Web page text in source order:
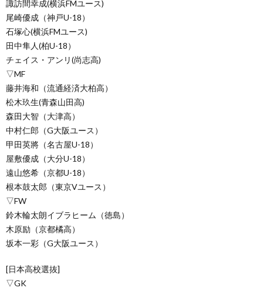
諏訪間幸成(横浜FMユース)
尾崎優成（神戸U-18）
石塚心(横浜FMユース)
田中隼人(柏U-18）
チェイス・アンリ(尚志高)
▽MF
藤井海和（流通経済大柏高）
松木玖生(青森山田高)
森田大智（大津高）
中村仁郎（G大阪ユース）
甲田英將（名古屋U-18）
屋敷優成（大分U-18）
遠山悠希（京都U-18）
根本鼓太郎（東京Vユース）
▽FW
鈴木輪太朗イブラヒーム（徳島）
木原励（京都橘高）
坂本一彩（G大阪ユース）
[日本高校選抜]
▽GK